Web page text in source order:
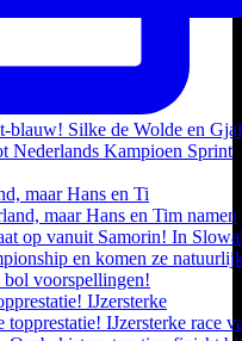
maar Hans en Ti
IJzersterke